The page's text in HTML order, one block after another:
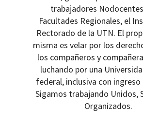
trabajadores
Facultades Regionales, el
Rectorado de la UTN. El
misma es velar por los
los compañeros y
luchando por una
federal, inclusiva con
Sigamos trabajando Unidos,
Organizados.